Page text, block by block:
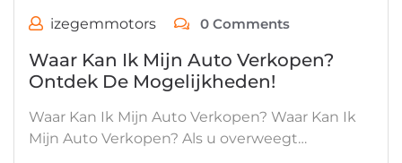
izegemmotors 0 Comments
Waar Kan Ik Mijn Auto Verkopen?
Ontdek De Mogelijkheden!
Waar Kan Ik Mijn Auto Verkopen? Waar Kan Ik
Mijn Auto Verkopen? Als u overweegt…